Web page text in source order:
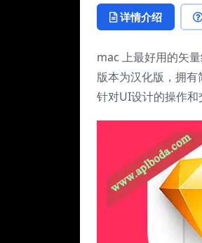
详情介绍
mac 上最好用的矢
版本为汉化版，拥
针对UI设计的操作和